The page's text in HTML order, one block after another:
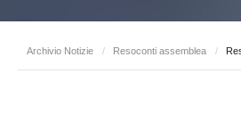
Archivio Notizie / Resoconti assemblea /